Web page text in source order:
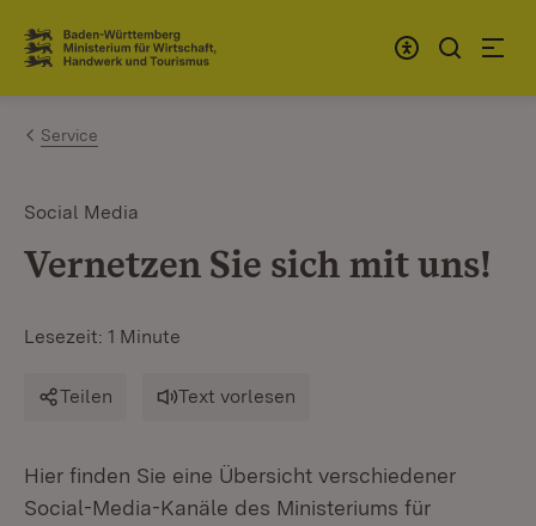
Zum Inhalt springen
Link zur Startseite
Service
Social Media
Vernetzen Sie sich mit uns!
Lesezeit: 1 Minute
Teilen Text vorlesen
Hier finden Sie eine Übersicht verschiedener
Social-Media-Kanäle des Ministeriums für